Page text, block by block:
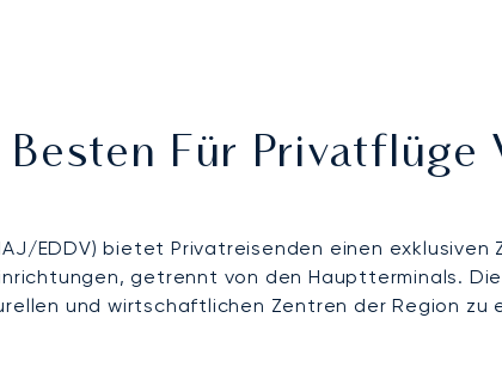
Für Privatflüge
EDDV) bietet Privatreisenden einen exklusiven
getrennt von den Hauptterminals.
und wirtschaftlichen Zentren der Region zu